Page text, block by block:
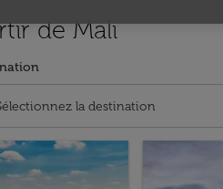
de Mali